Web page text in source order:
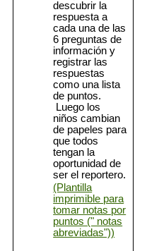
descubrir la
respuesta a
cada una de las
6 preguntas de
información y
registrar las
respuestas
como una lista
de puntos.
Luego los
niños cambian
de papeles para
que todos
tengan la
oportunidad de
ser el reportero.
(Plantilla
imprimible para
tomar notas por
puntos (" notas
abreviadas"))